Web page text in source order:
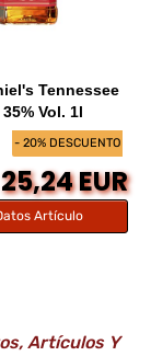
- 20% DESCUENTO
Tennessee
Vol. 1l
25,24 EUR
Artículo
Artículos Y